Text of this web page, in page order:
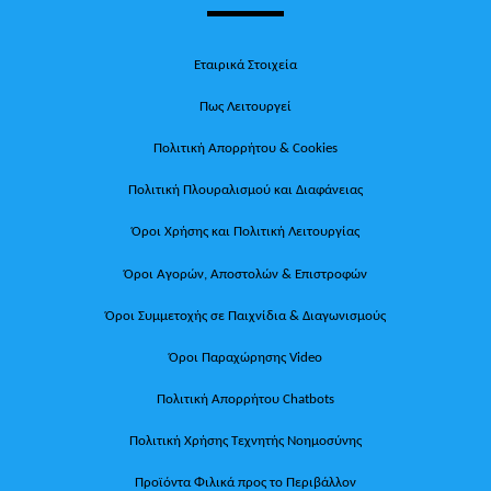
Εταιρικά Στοιχεία
Πως Λειτουργεί
Πολιτική Απορρήτου & Cookies
Πολιτική Πλουραλισμού και Διαφάνειας
Όροι Χρήσης και Πολιτική Λειτουργίας
Όροι Αγορών, Αποστολών & Επιστροφών
Όροι Συμμετοχής σε Παιχνίδια & Διαγωνισμούς
Όροι Παραχώρησης Video
Πολιτική Απορρήτου Chatbots
Πολιτική Χρήσης Τεχνητής Νοημοσύνης
Προϊόντα Φιλικά προς το Περιβάλλον